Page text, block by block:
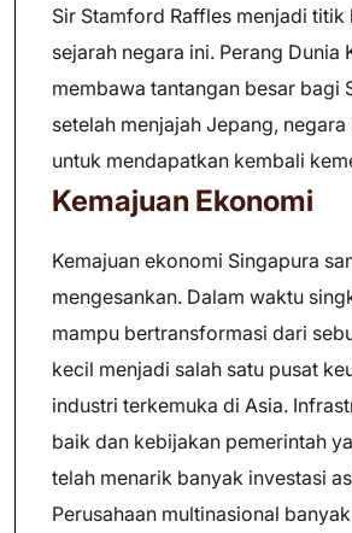
Sir Stamford Raffles menjadi titik
sejarah negara ini. Perang Dunia
membawa tantangan besar bagi
setelah menjajah Jepang,
untuk mendapatkan kembali
Kemajuan Ekonomi
Kemajuan ekonomi Singapura
mengesankan. Dalam waktu
mampu bertransformasi dari
kecil menjadi salah satu pusat
industri terkemuka di Asia.
baik dan kebijakan pemerintah
telah menarik banyak investasi
Perusahaan multinasional